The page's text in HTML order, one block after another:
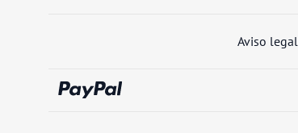
Aviso legal